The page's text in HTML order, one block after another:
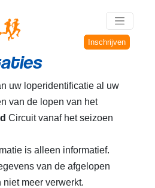
Inschrijven
uw loperidentificatie al uw
van de lopen van het
Circuit vanaf het seizoen
is alleen informatief.
van de afgelopen
meer verwerkt.